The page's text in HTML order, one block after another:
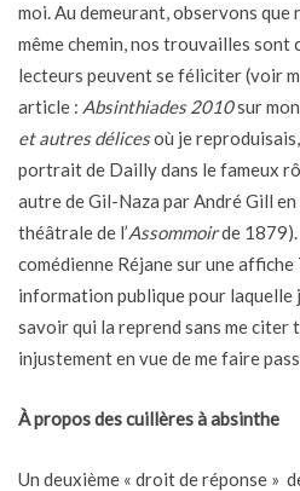
moi. Au demeurant, observons que
même chemin, nos trouvailles sont
lecteurs peuvent se féliciter (voir
article : Absinthiades2010sur
et autres délicesoù je reproduisais,
portrait de Dailly dans le fameux
autre de Gil-Naza par André Gill
théâtrale de l’Assommoirde 1879).
comédienne Réjane sur une affiche
information publique pour laquelle
savoir qui la reprend sans me citer
injustement en vue de me faire
À propos des cuillères à absinthe
Un deuxième « droit de réponse »